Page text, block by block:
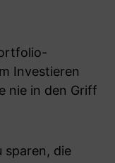
Investieren
nie in den Griff
sparen, die